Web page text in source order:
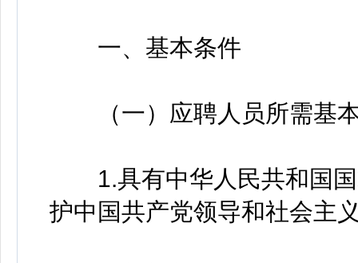
一、基本条件
（一）应聘人员所需基
1.具有中华人民共和国国
护中国共产党领导和社会主